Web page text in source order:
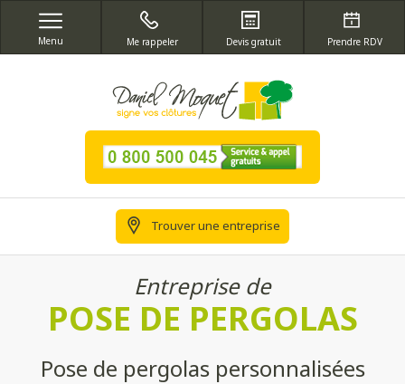
Menu Me rappeler Devis gratuit Prendre RDV
Trouver une entreprise
Entreprise de
POSE DE PERGOLAS
Pose de pergolas personnalisées